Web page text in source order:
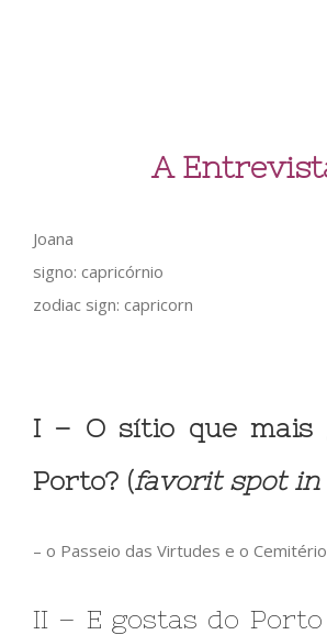
A
Joana
signo: capricórnio
zodiac sign: capricorn
I – O sítio que mais
Porto? (favorit spot in
– o Passeio das Virtudes e o
II – E gostas do